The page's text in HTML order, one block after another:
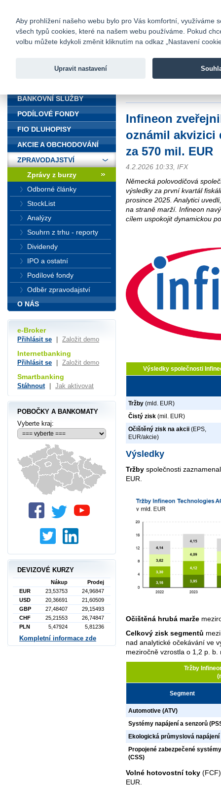
Fio banka
Fio banka
Infineon
oznámil akvizici
za 570 mil. EUR
4.2.2026 10:33, IFX
Německá polovodičová
výsledky za první kvartál
prosince 2025. Analytici
na straně marží. Infineon
cílem uspokojit dynamickou
Výsledky společnosti
Tržby (mld. EUR)
Čistý zisk (mil. EUR)
Očištěný zisk na akcii (EPS,
EUR/akcie)
Výsledky
Tržby společnosti
EUR.
Očištěná hrubá marže
Celkový zisk segmentů
nad analytické očekávání ve
meziročně vzrostla o 1,2 p.
Tržby
Segment
Automotive (ATV)
Systémy napájení a senzorů
Ekologická průmyslová napájení
Propojené zabezpečené systémy
(CSS)
Volné hotovostní toky
EUR.
BANKOVNÍ SLUŽBY
PODÍLOVÉ FONDY
FIO DLUHOPISY
AKCIE A OBCHODOVÁNÍ
ZPRAVODAJSTVÍ
Zprávy z burzy
Odborné články
StockList
Analýzy
Souhrn z trhu - reporty
Dividendy
IPO a ostatní
Podílové fondy
Odběr zpravodajství
O NÁS
e-Broker
Přihlásit se Založit demo
Internetbanking
Přihlásit se Založit demo
Smartbanking
Stáhnout Jak aktivovat
POBOČKY A BANKOMATY
Vyberte kraj:
DEVIZOVÉ KURZY
Nákup
Prodej
EUR
23,53753
24,96847
USD
20,36691
21,60509
GBP
27,48407
29,15493
CHF
25,21553
26,74847
PLN
5,47924 5,81236
Kompletní informace zde
Aby prohlížení našeho webu bylo pro Vás komfortní, využíváme
všech typů cookies, které na našem webu používáme. Pokud
volbu můžete kdykoli změnit kliknutím na odkaz „Nastavení
Upravit nastavení